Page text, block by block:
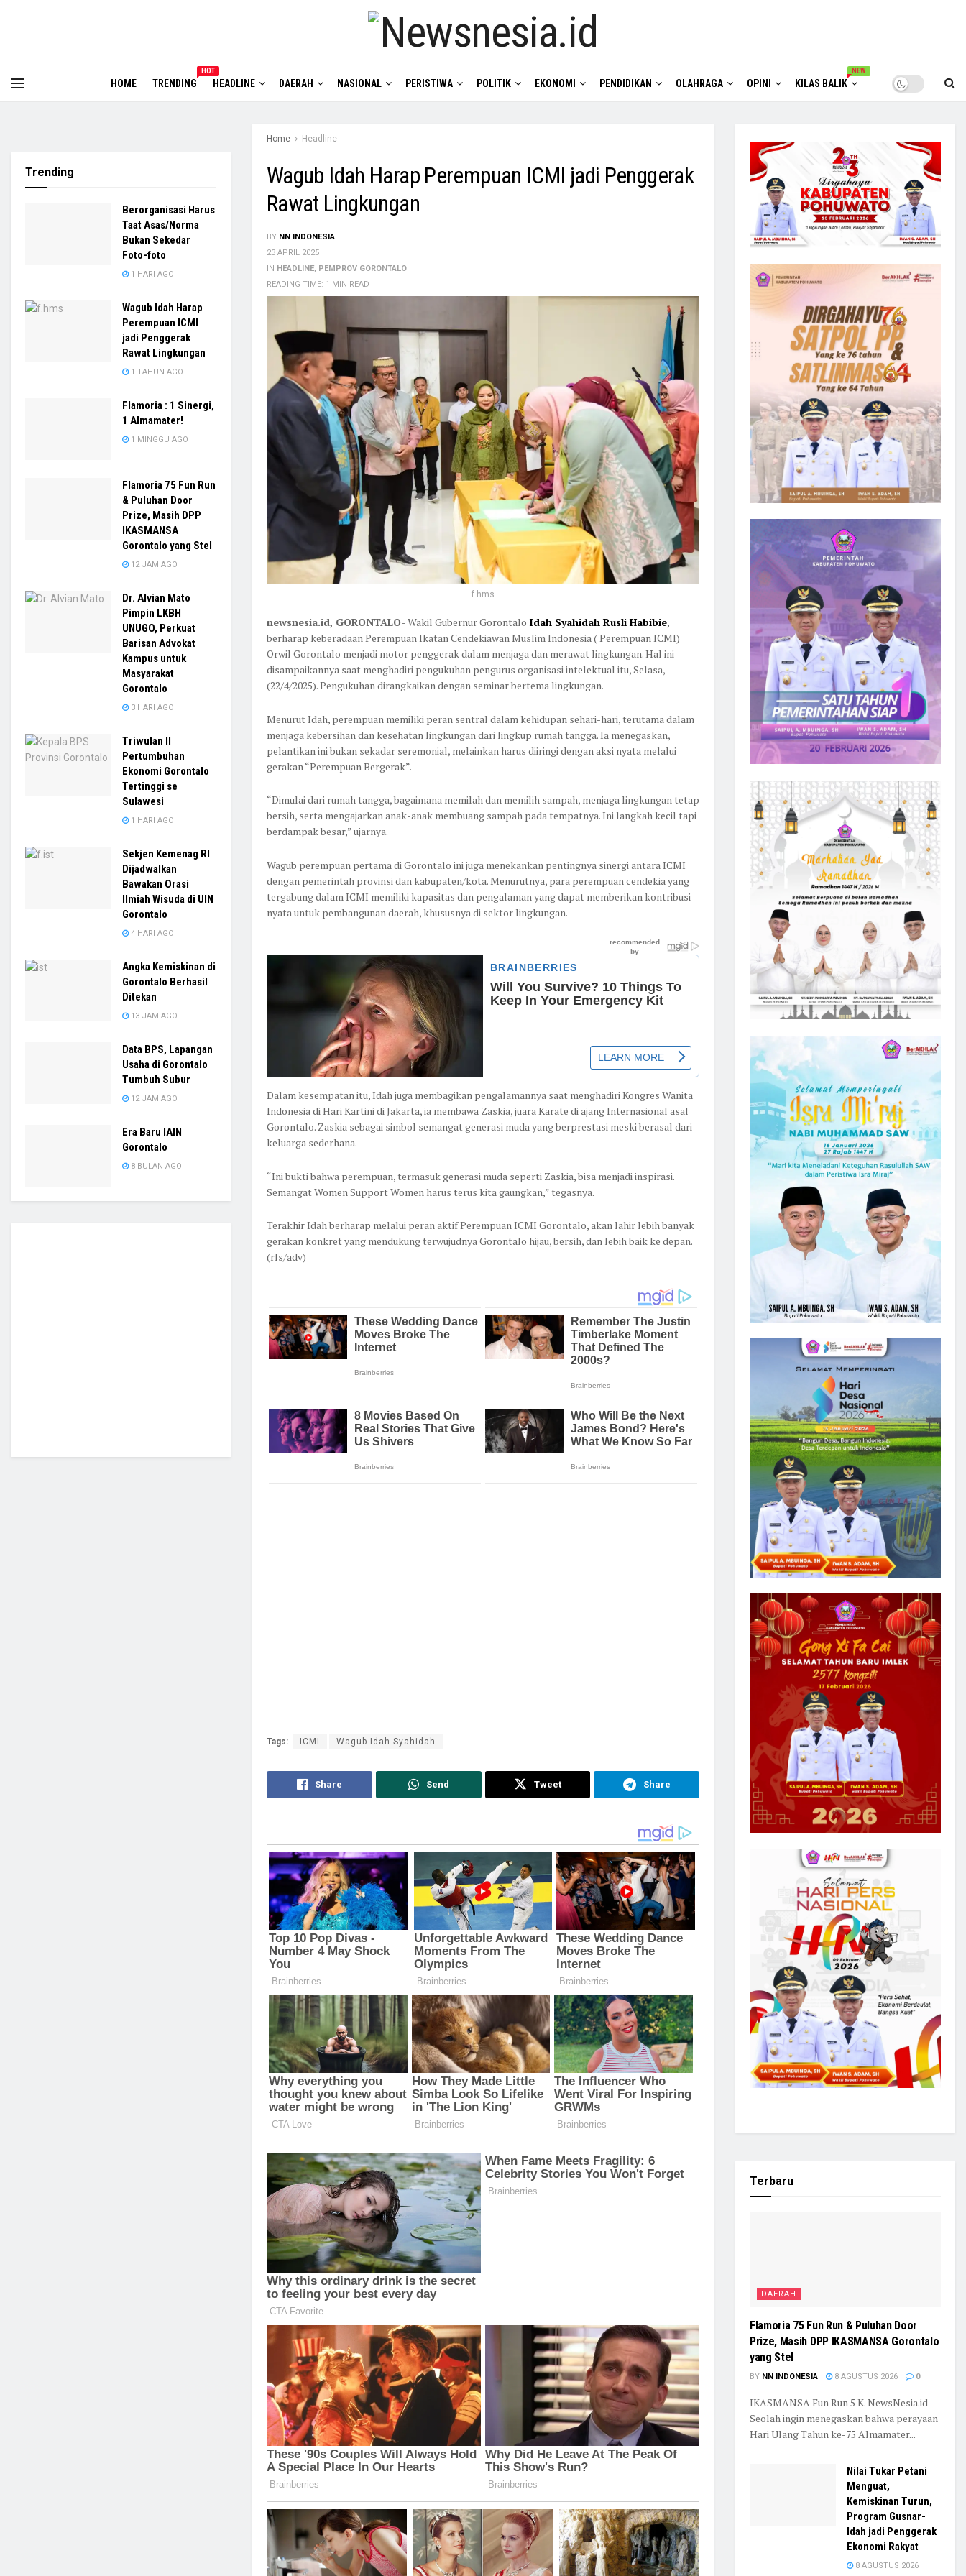
HOME TRENDING
HOT
HEADLINE DAERAH NASIONAL PERISTIWA POLITIK EKONOMI PENDIDIKAN OLAHRAGA OPINI KILAS BALIK
NEW
Home Headline
Wagub Idah Harap Perempuan ICMI jadi Penggerak
Rawat Lingkungan
BY NN INDONESIA
23 APRIL 2025
IN HEADLINE, PEMPROV GORONTALO
READING TIME: 1 MIN READ
f.hms
newsnesia.id, GORONTALO- Wakil Gubernur Gorontalo Idah Syahidah Rusli Habibie,
berharap keberadaan Perempuan Ikatan Cendekiawan Muslim Indonesia ( Perempuan ICMI)
Orwil Gorontalo menjadi motor penggerak dalam menjaga dan merawat lingkungan. Hal ini
disampaikannya saat menghadiri pengukuhan pengurus organisasi intelektual itu, Selasa,
(22/4/2025). Pengukuhan dirangkaikan dengan seminar bertema lingkungan.
Menurut Idah, perempuan memiliki peran sentral dalam kehidupan sehari-hari, terutama dalam
menjaga kebersihan dan kesehatan lingkungan dari lingkup rumah tangga. Ia menegaskan,
pelantikan ini bukan sekadar seremonial, melainkan harus diiringi dengan aksi nyata melalui
gerakan “Perempuan Bergerak”.
“Dimulai dari rumah tangga, bagaimana memilah dan memilih sampah, menjaga lingkungan tetap
bersih, serta mengajarkan anak-anak membuang sampah pada tempatnya. Ini langkah kecil tapi
berdampak besar,” ujarnya.
Wagub perempuan pertama di Gorontalo ini juga menekankan pentingnya sinergi antara ICMI
dengan pemerintah provinsi dan kabupaten/kota. Menurutnya, para perempuan cendekia yang
tergabung dalam ICMI memiliki kapasitas dan pengalaman yang dapat memberikan kontribusi
nyata untuk pembangunan daerah, khususnya di sektor lingkungan.
Dalam kesempatan itu, Idah juga membagikan pengalamannya saat menghadiri Kongres Wanita
Indonesia di Hari Kartini di Jakarta, ia membawa Zaskia, juara Karate di ajang Internasional asal
Gorontalo. Zaskia sebagai simbol semangat generasi muda yang berprestasi meski berasal dari
keluarga sederhana.
“Ini bukti bahwa perempuan, termasuk generasi muda seperti Zaskia, bisa menjadi inspirasi.
Semangat Women Support Women harus terus kita gaungkan,” tegasnya.
Terakhir Idah berharap melalui peran aktif Perempuan ICMI Gorontalo, akan lahir lebih banyak
gerakan konkret yang mendukung terwujudnya Gorontalo hijau, bersih, dan lebih baik ke depan.
(rls/adv)
Tags: ICMI Wagub Idah Syahidah
Share Send Tweet Share
Trending
Berorganisasi Harus
Taat Asas/Norma
Bukan Sekedar
Foto-foto
1 HARI AGO
Wagub Idah Harap
Perempuan ICMI
jadi Penggerak
Rawat Lingkungan
1 TAHUN AGO
Flamoria : 1 Sinergi,
1 Almamater!
1 MINGGU AGO
Flamoria 75 Fun Run
& Puluhan Door
Prize, Masih DPP
IKASMANSA
Gorontalo yang Stel
12 JAM AGO
Dr. Alvian Mato
Pimpin LKBH
UNUGO, Perkuat
Barisan Advokat
Kampus untuk
Masyarakat
Gorontalo
3 HARI AGO
Triwulan II
Pertumbuhan
Ekonomi Gorontalo
Tertinggi se
Sulawesi
1 HARI AGO
Sekjen Kemenag RI
Dijadwalkan
Bawakan Orasi
Ilmiah Wisuda di UIN
Gorontalo
4 HARI AGO
Angka Kemiskinan di
Gorontalo Berhasil
Ditekan
13 JAM AGO
Data BPS, Lapangan
Usaha di Gorontalo
Tumbuh Subur
12 JAM AGO
Era Baru IAIN
Gorontalo
8 BULAN AGO
Terbaru
DAERAH
Flamoria 75 Fun Run & Puluhan Door
Prize, Masih DPP IKASMANSA Gorontalo
yang Stel
BY NN INDONESIA 8 AGUSTUS 2026 0
IKASMANSA Fun Run 5 K. NewsNesia.id -
Seolah ingin menegaskan bahwa perayaan
Hari Ulang Tahun ke-75 Almamater...
Nilai Tukar Petani
Menguat,
Kemiskinan Turun,
Program Gusnar-
Idah jadi Penggerak
Ekonomi Rakyat
8 AGUSTUS 2026